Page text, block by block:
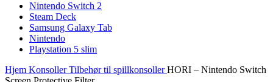
Nintendo Switch 2
Steam Deck
Samsung Galaxy Tab
Nintendo
Playstation 5 slim
Hjem KonsollerTilbehør til spillkonsollerHORI – Nintendo Switch